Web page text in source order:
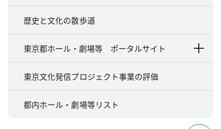
歴史と文化の散歩道
東京都ホール・劇場等 ポータルサイト
東京文化発信プロジェクト事業の評価
都内ホール・劇場等リスト